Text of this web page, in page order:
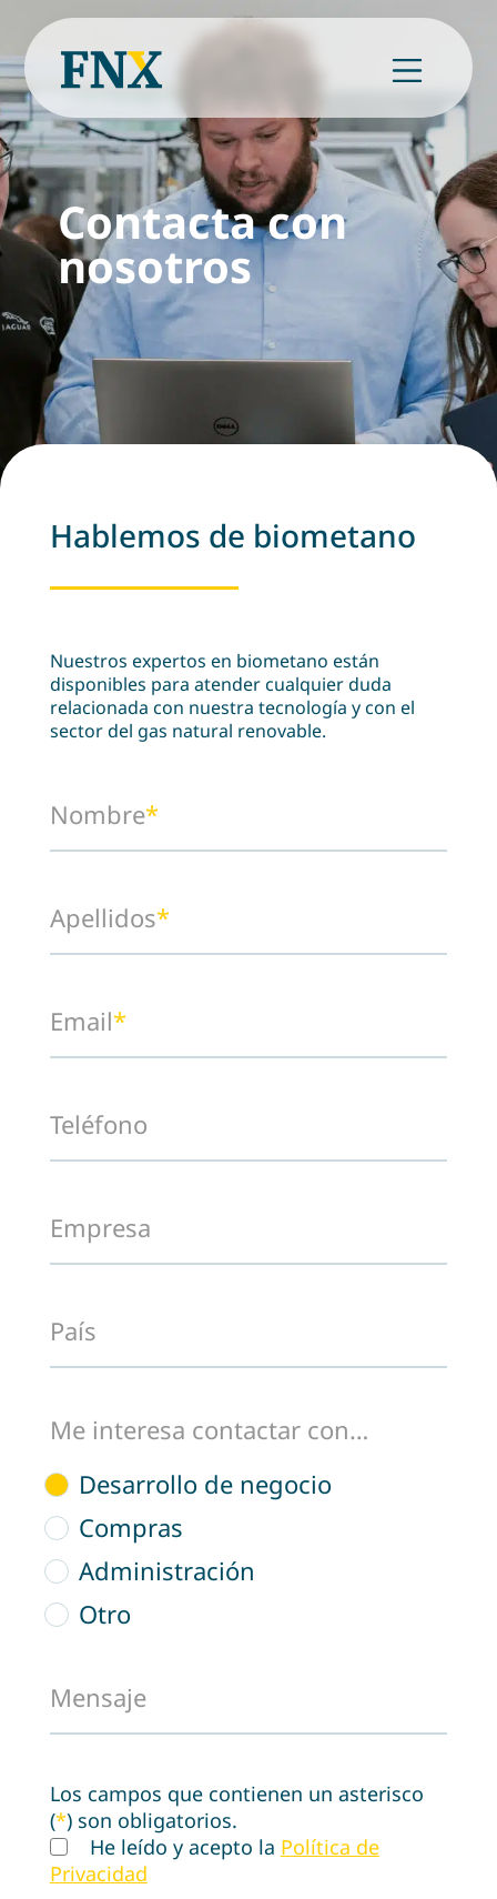
Contacta con
nosotros
Hablemos de biometano
Nuestros expertos en biometano están
disponibles para atender cualquier duda
relacionada con nuestra tecnología y con el
sector del gas natural renovable.
Nombre*
Apellidos*
Email*
Teléfono
Empresa
País
Me interesa contactar con…
Desarrollo de negocio
Compras
Administración
Otro
Mensaje
Los campos que contienen un asterisco
(*) son obligatorios.
He leído y acepto la Política de
Privacidad